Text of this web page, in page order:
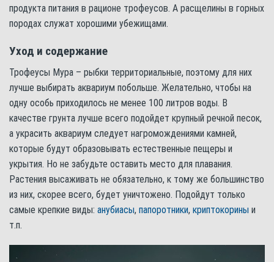
продукта питания в рационе трофеусов. А расщелины в горных
породах служат хорошими убежищами.
Уход и содержание
Трофеусы Мура – рыбки территориальные, поэтому для них
лучше выбирать аквариум побольше. Желательно, чтобы на
одну особь приходилось не менее 100 литров воды. В
качестве грунта лучше всего подойдет крупный речной песок,
а украсить аквариум следует нагромождениями камней,
которые будут образовывать естественные пещеры и
укрытия. Но не забудьте оставить место для плавания.
Растения высаживать не обязательно, к тому же большинство
из них, скорее всего, будет уничтожено. Подойдут только
самые крепкие виды: анубиасы, папоротники, криптокорины и
т.п.